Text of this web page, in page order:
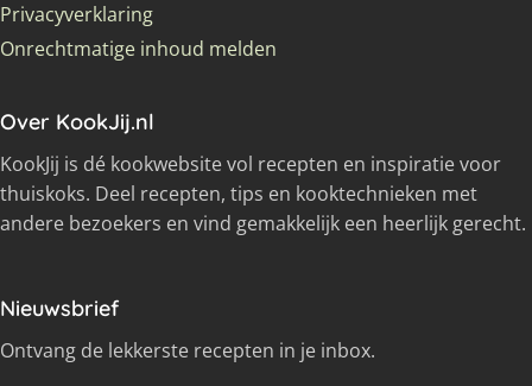
Privacyverklaring
Onrechtmatige inhoud melden
Over KookJij.nl
KookJij is dé kookwebsite vol recepten en inspiratie voor
thuiskoks. Deel recepten, tips en kooktechnieken met
andere bezoekers en vind gemakkelijk een heerlijk gerecht.
Nieuwsbrief
Ontvang de lekkerste recepten in je inbox.